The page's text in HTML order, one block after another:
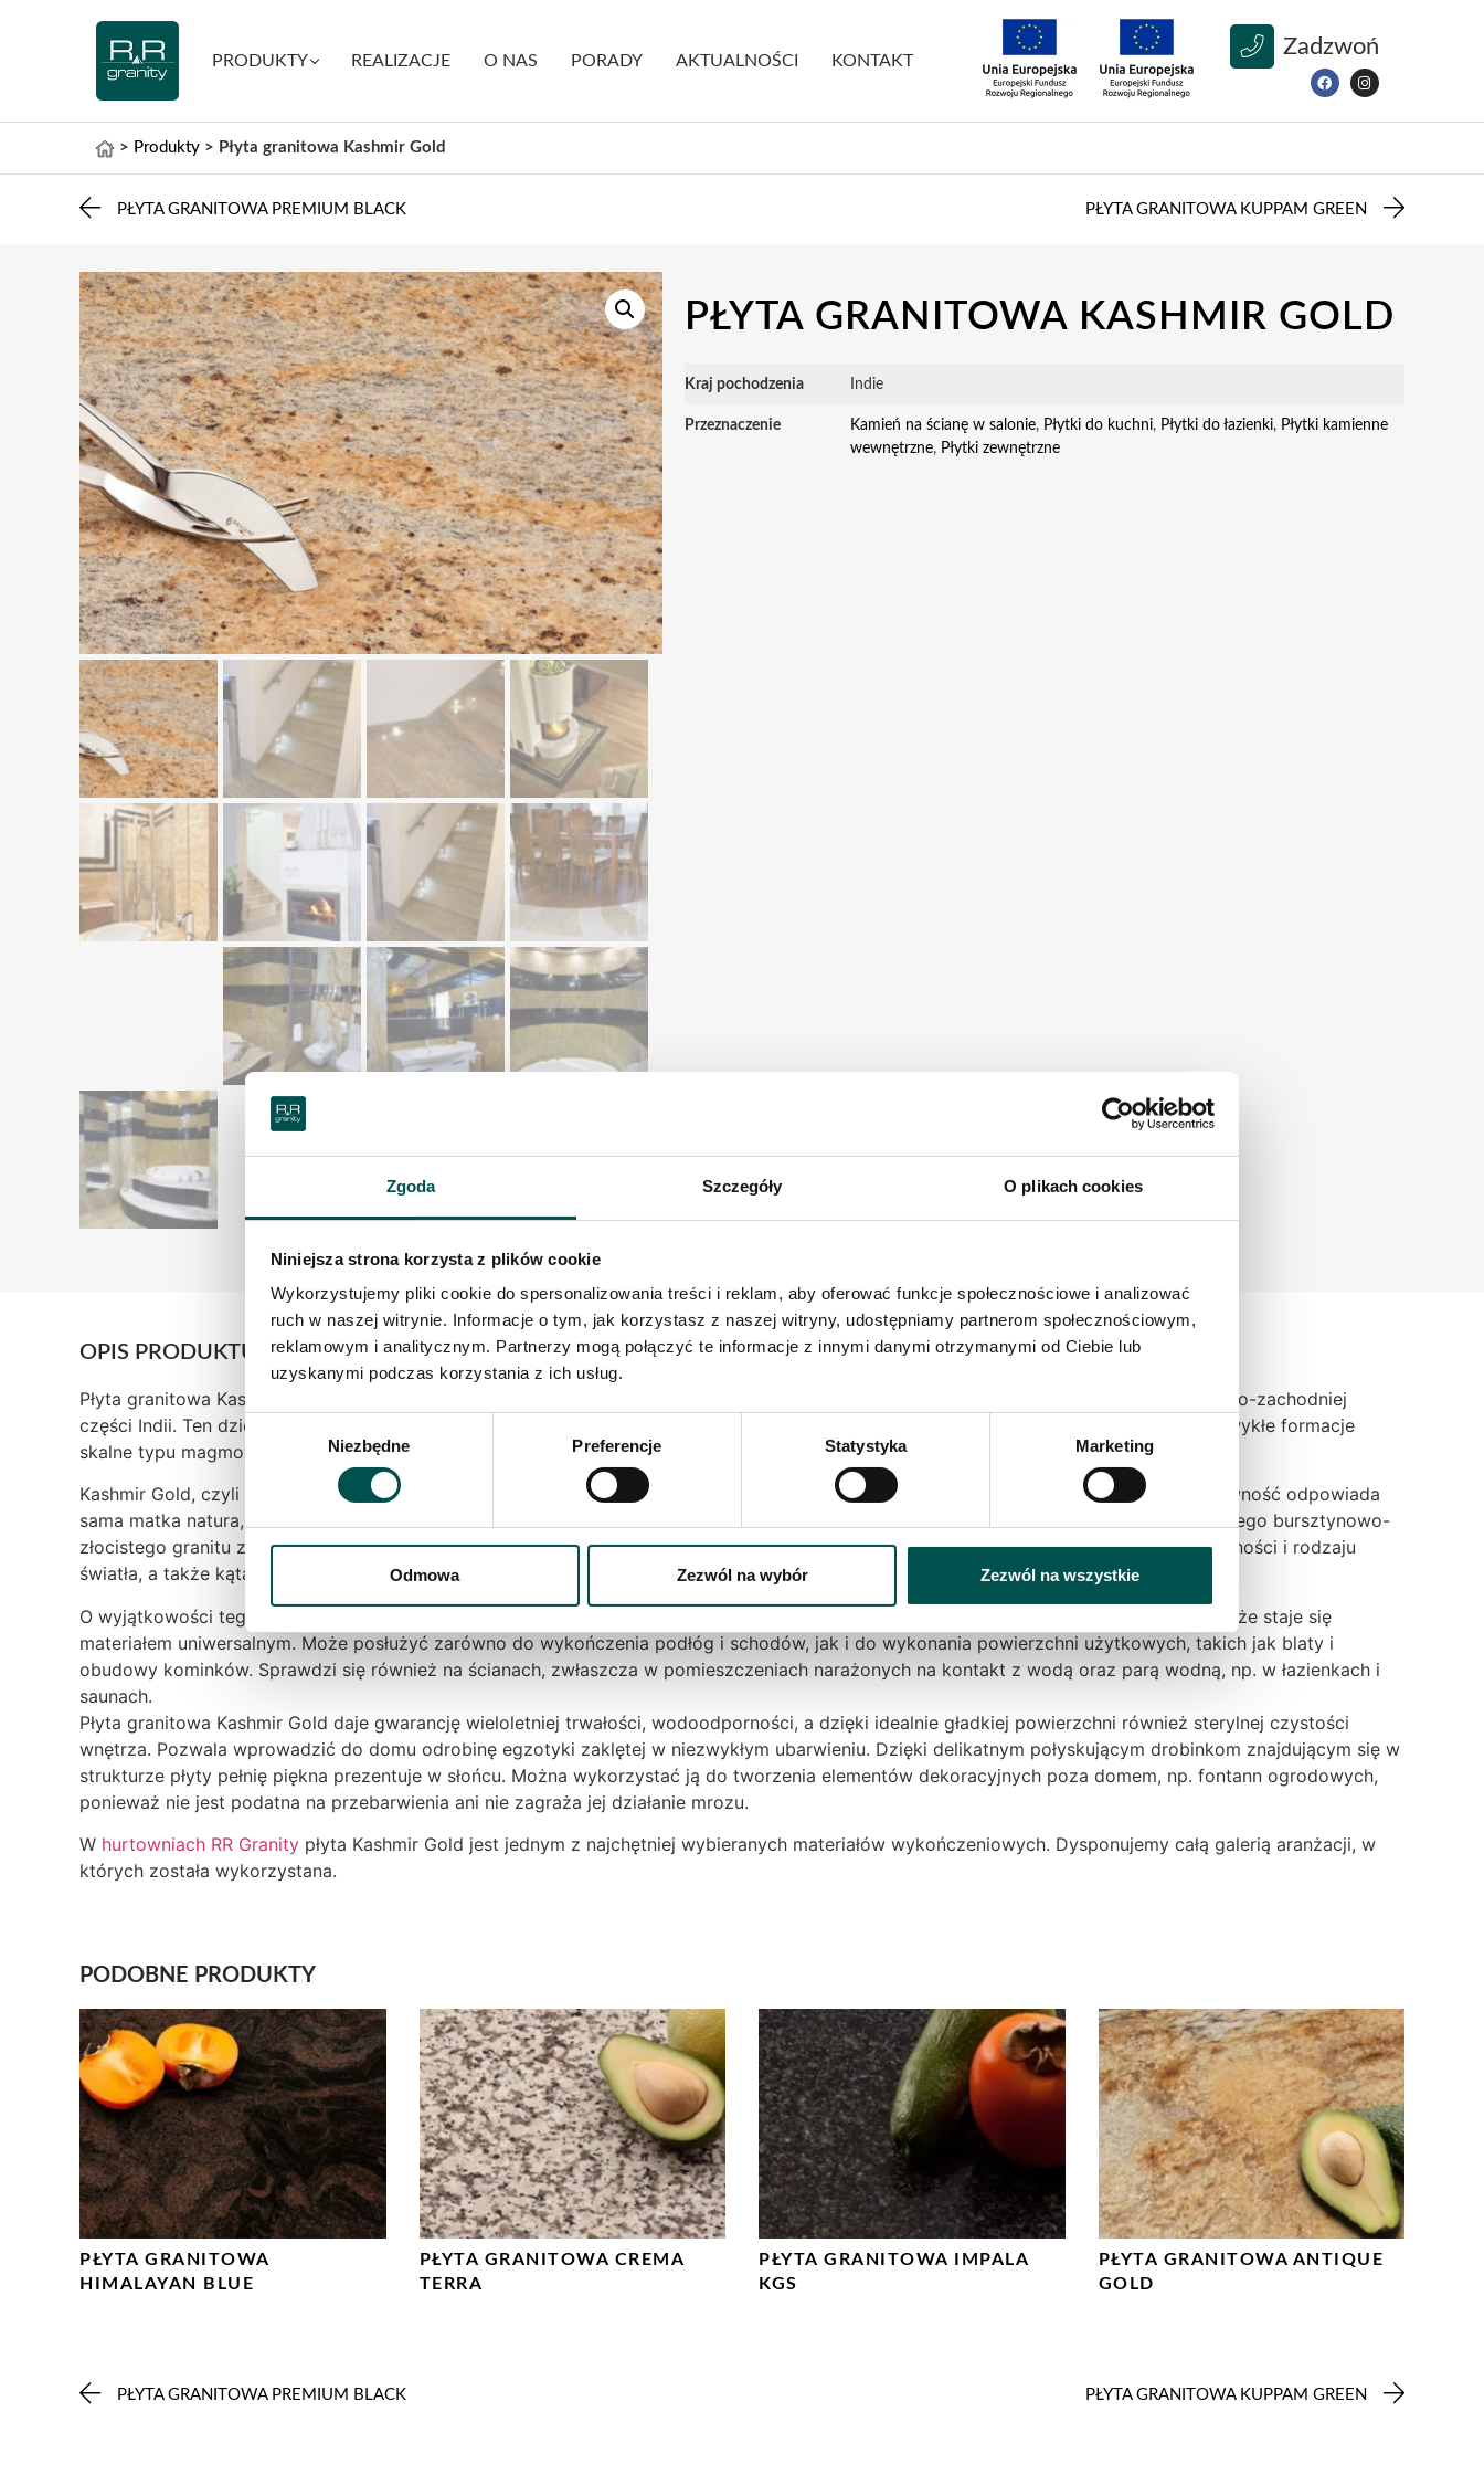
Zgoda Szczegóły O plikach cookies
Niniejsza strona korzysta z plików cookie
Wykorzystujemy pliki cookie do spersonalizowania treści i reklam, aby oferować funkcje społecznościowe i analizować
ruch w naszej witrynie. Informacje o tym, jak korzystasz z naszej witryny, udostępniamy partnerom społecznościowym,
reklamowym i analitycznym. Partnerzy mogą połączyć te informacje z innymi danymi otrzymanymi od Ciebie lub
uzyskanymi podczas korzystania z ich usług.
Wybór
zgody
Niezbędne Preferencje Statystyka Marketing
Odmowa Zezwól na wybór Zezwól na wszystkie
PRODUKTY REALIZACJE O NAS PORADY AKTUALNOŚCI KONTAKT
Zadzwoń
> Produkty > Płyta granitowa Kashmir Gold
PŁYTA GRANITOWA PREMIUM BLACK PŁYTA GRANITOWA KUPPAM GREEN
PŁYTA GRANITOWA KASHMIR GOLD
Kraj pochodzenia Indie
Przeznaczenie Kamień na ścianę w salonie, Płytki do kuchni, Płytki do łazienki, Płytki kamienne
wewnętrzne, Płytki zewnętrzne
OPIS PRODUKTU
Płyta granitowa Kashmir Gold powstała w wyniku starannej obróbki surowca naturalnego, którego bogate pokłady znajdują się w północno-zachodniej
części Indii. Ten dziewiczy region poprzecinany jest malowniczymi terenami górzystymi, gdzie znajdują się powstałe przed wiekami niezwykłe formacje
skalne typu magmowego – z granitem na czele.
Kashmir Gold, czyli Złoto Kaszmiru, to jeden z najcenniejszych kamieni, jakie mają do zaoferowania tamtejsze kopalnie. Za jego ekskluzywność odpowiada
sama matka natura, która przez miliony lat rzeźbiła delikatne wielokolorowe wzory w zastygniętej magmie. Delikatna piaskowa tekstura tego bursztynowo-
złocistego granitu zapewnia poczucie ciepła i komfort. Płyta granitowa Kashmir Gold mieni się różnymi barwami w zależności o intensywności i rodzaju
światła, a także kąta padania promieni słonecznych.
O wyjątkowości tego budulca świadczy jednak nie tylko wygląd zewnętrzny, ale również szereg właściwości fizycznych, które sprawiają, że staje się
materiałem uniwersalnym. Może posłużyć zarówno do wykończenia podłóg i schodów, jak i do wykonania powierzchni użytkowych, takich jak blaty i
obudowy kominków. Sprawdzi się również na ścianach, zwłaszcza w pomieszczeniach narażonych na kontakt z wodą oraz parą wodną, np. w łazienkach i
saunach.
Płyta granitowa Kashmir Gold daje gwarancję wieloletniej trwałości, wodoodporności, a dzięki idealnie gładkiej powierzchni również sterylnej czystości
wnętrza. Pozwala wprowadzić do domu odrobinę egzotyki zaklętej w niezwykłym ubarwieniu. Dzięki delikatnym połyskującym drobinkom znajdującym się w
strukturze płyty pełnię piękna prezentuje w słońcu. Można wykorzystać ją do tworzenia elementów dekoracyjnych poza domem, np. fontann ogrodowych,
ponieważ nie jest podatna na przebarwienia ani nie zagraża jej działanie mrozu.
W hurtowniach RR Granity płyta Kashmir Gold jest jednym z najchętniej wybieranych materiałów wykończeniowych. Dysponujemy całą galerią aranżacji, w
których została wykorzystana.
PODOBNE PRODUKTY
PŁYTA GRANITOWA
HIMALAYAN BLUE
PŁYTA GRANITOWA CREMA
TERRA
PŁYTA GRANITOWA IMPALA
KGS
PŁYTA GRANITOWA ANTIQUE
GOLD
PŁYTA GRANITOWA PREMIUM BLACK PŁYTA GRANITOWA KUPPAM GREEN